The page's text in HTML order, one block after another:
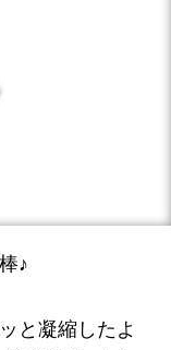
♪
と凝縮したよ